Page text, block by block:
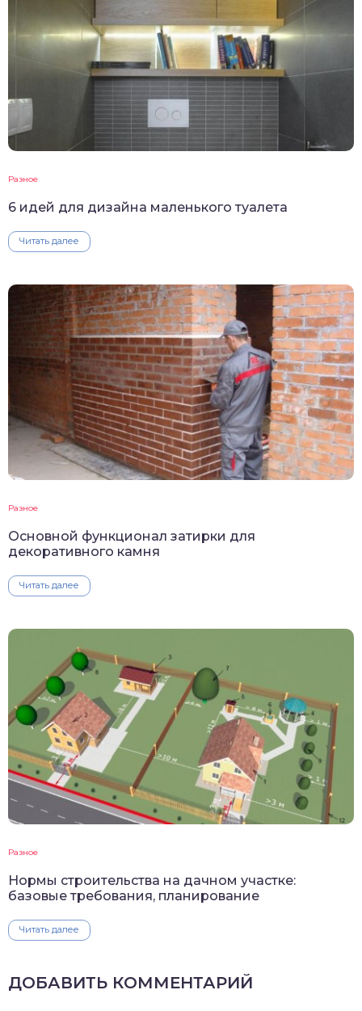
Разное
6 идей для дизайна маленького туалета
Читать далее
Разное
Основной функционал затирки для
декоративного камня
Читать далее
Разное
Нормы строительства на дачном участке:
базовые требования, планирование
Читать далее
ДОБАВИТЬ КОММЕНТАРИЙ